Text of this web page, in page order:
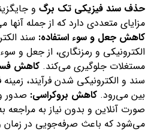
حذف سند فیزیکی تک برگ و
مزایای متعددی دارد که از جمله آنها
کاهش جعل و سوء استفاده: سند
الکترونیکی و رمزنگاری، از جعل و
مستغلات جلوگیری می‌کند. کاهش
سند و الکترونیکی شدن فرآیند،
بین می‌رود. کاهش بروکراسی: صدور
صورت آنلاین و بدون نیاز به مراجعه
می‌شود که باعث صرفه‌جویی در